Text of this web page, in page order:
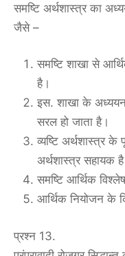
समष्टि अर्थशास्त्र का
जैसे –
समष्टि शाखा से
है।
इस. शाखा के
सरल हो जाता है।
व्यष्टि अर्थशास्त्र
अर्थशास्त्र सहायक
समष्टि आर्थिक
आर्थिक नियोजन के
प्रश्न 13.